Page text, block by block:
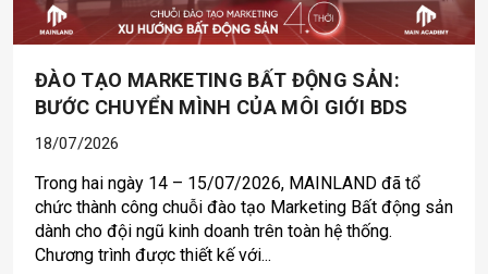
ĐÀO TẠO MARKETING BẤT ĐỘNG SẢN:
BƯỚC CHUYỂN MÌNH CỦA MÔI GIỚI BDS
18/07/2026
Trong hai ngày 14 – 15/07/2026, MAINLAND đã tổ
chức thành công chuỗi đào tạo Marketing Bất động sản
dành cho đội ngũ kinh doanh trên toàn hệ thống.
Chương trình được thiết kế với...